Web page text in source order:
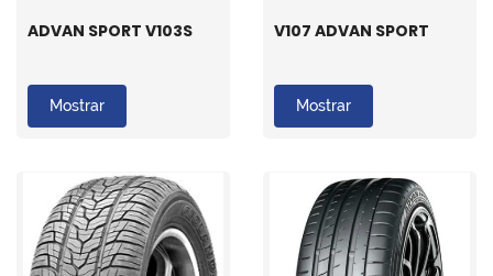
ADVAN SPORT V103S
Mostrar
V107 ADVAN SPORT
Mostrar